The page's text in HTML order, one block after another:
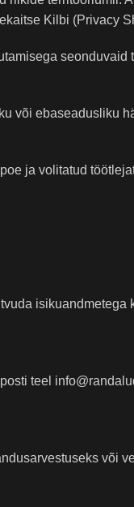
Kilbi (Privacy
seonduvaid
või ebaseadusliku
ja volitatud
isikuandmetega
teel
või